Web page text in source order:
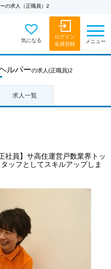
の求人（正職員）2
気になる
ログイン
会員登録
メニュー
ルパーの求人 (正職員)2
求人一覧
社員】サ高住運営戸数業界トッ
ッフとしてスキルアップしま